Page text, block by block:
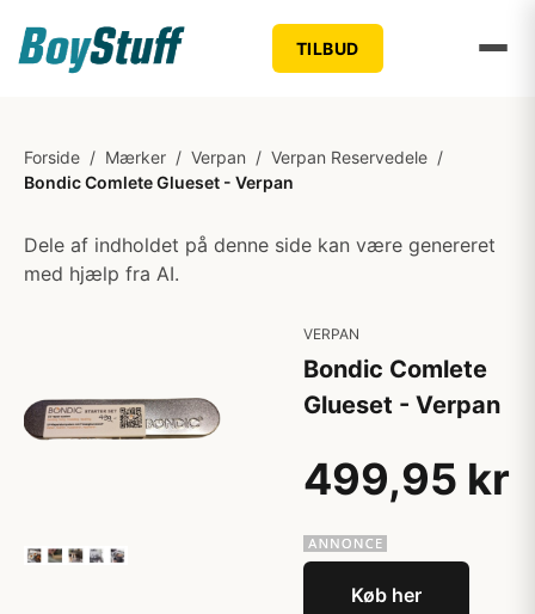
TILBUD
Forside / Mærker / Verpan / Verpan Reservedele /
Bondic Comlete Glueset - Verpan
Dele af indholdet på denne side kan være genereret
med hjælp fra AI.
VERPAN
Bondic Comlete
Glueset - Verpan
499,95 kr
Køb her